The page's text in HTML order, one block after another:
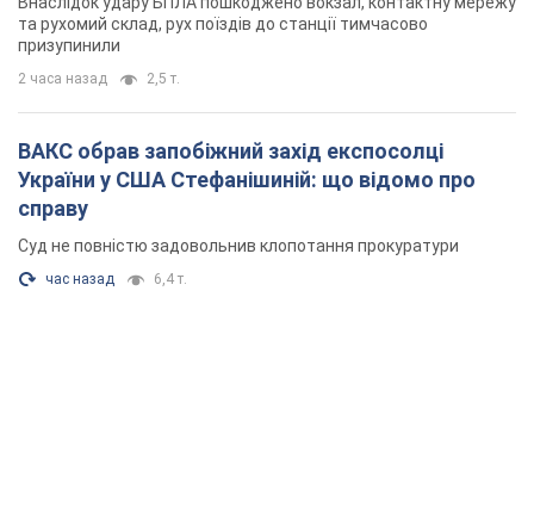
та рухомий склад, рух поїздів до станції тимчасово
призупинили
2 часа назад 2,5 т.
ВАКС обрав запобіжний захід експосолці
України у США Стефанішиній: що відомо про
справу
Суд не повністю задовольнив клопотання прокуратури
час назад 6,4 т.